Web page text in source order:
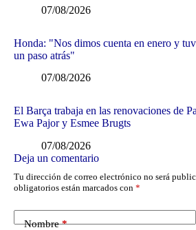
07/08/2026
Honda: "Nos dimos cuenta en enero y
un paso atrás"
07/08/2026
El Barça trabaja en las renovaciones de
Ewa Pajor y Esmee Brugts
07/08/2026
Deja un comentario
Tu dirección de correo electrónico no será
obligatorios están marcados con *
Nombre*